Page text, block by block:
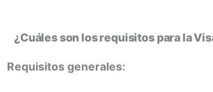
¿Cuáles son los requisitos para la
Requisitos generales: